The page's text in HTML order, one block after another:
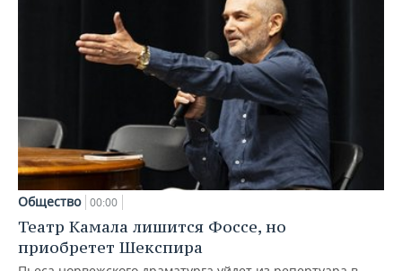
Общество 00:00
Театр Камала лишится Фоссе, но
приобретет Шекспира